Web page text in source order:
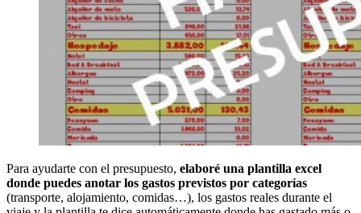
Para ayudarte con el presupuesto, elaboré una plantilla excel
donde puedes anotar los gastos previstos por categorías
(transporte, alojamiento, comidas…), los gastos reales durante el